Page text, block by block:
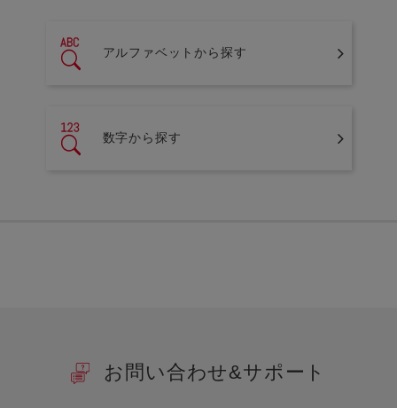
アルファベットから探す
数字から探す
お問い合わせ&サポート